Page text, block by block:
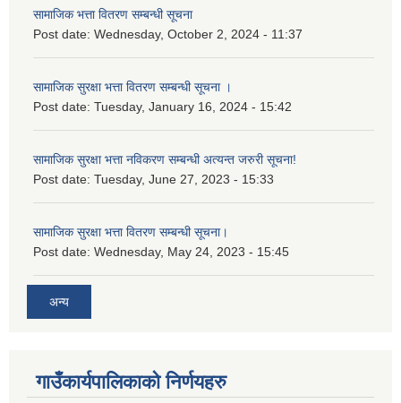
सामाजिक भत्ता वितरण सम्बन्धी सूचना
Post date: Wednesday, October 2, 2024 - 11:37
सामाजिक सुरक्षा भत्ता वितरण सम्बन्धी सूचना ।
Post date: Tuesday, January 16, 2024 - 15:42
सामाजिक सुरक्षा भत्ता नविकरण सम्बन्धी अत्यन्त जरुरी सूचना!
Post date: Tuesday, June 27, 2023 - 15:33
सामाजिक सुरक्षा भत्ता वितरण सम्बन्धी सूचना।
Post date: Wednesday, May 24, 2023 - 15:45
अन्य
गाउँकार्यपालिकाको निर्णयहरु